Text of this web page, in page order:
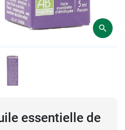
essentielle de